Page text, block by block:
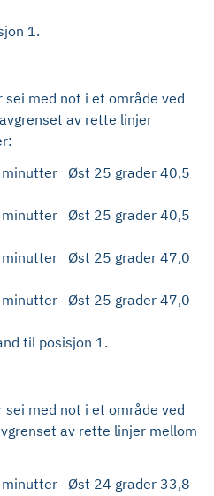
1.
med not i et område ved
av rette linjer
minutter Øst 25 grader 40,5
minutter Øst 25 grader 40,5
minutter Øst 25 grader 47,0
minutter Øst 25 grader 47,0
til posisjon 1.
med not i et område ved
av rette linjer mellom
minutter Øst 24 grader 33,8